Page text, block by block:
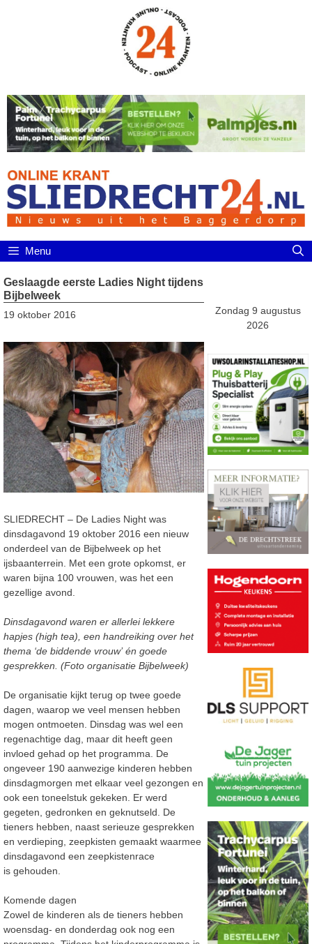
Menu
Geslaagde eerste Ladies Night tijdens
Bijbelweek
19 oktober 2016
SLIEDRECHT – De Ladies Night was
dinsdagavond 19 oktober 2016 een nieuw
onderdeel van de Bijbelweek op het
ijsbaanterrein. Met een grote opkomst, er
waren bijna 100 vrouwen, was het een
gezellige avond.
Dinsdagavond waren er allerlei lekkere
hapjes (high tea), een handreiking over het
thema ‘de biddende vrouw’ én goede
gesprekken. (Foto organisatie Bijbelweek)
De organisatie kijkt terug op twee goede
dagen, waarop we veel mensen hebben
mogen ontmoeten. Dinsdag was wel een
regenachtige dag, maar dit heeft geen
invloed gehad op het programma. De
ongeveer 190 aanwezige kinderen hebben
dinsdagmorgen met elkaar veel gezongen en
ook een toneelstuk gekeken. Er werd
gegeten, gedronken en geknutseld. De
tieners hebben, naast serieuze gesprekken
en verdieping, zeepkisten gemaakt waarmee
dinsdagavond een zeepkistenrace
is gehouden.
Komende dagen
Zowel de kinderen als de tieners hebben
woensdag- en donderdag ook nog een
Zondag 9 augustus
2026